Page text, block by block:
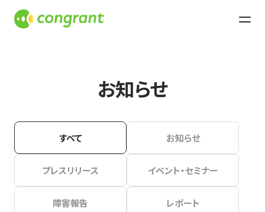
お知らせ
すべて お知らせ
プレスリリース イベント・セミナー
障害報告 レポート